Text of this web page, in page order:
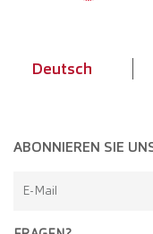
Deutsch
ABONNIEREN SIE
E-Mail